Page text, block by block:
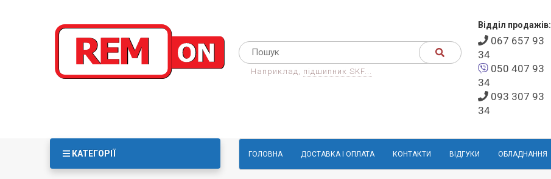
Наприклад, підшипник SKF...
Відділ продажів:
067 657 93
34
050 407 93
34
093 307 93
34
ГОЛОВНА ДОСТАВКА І ОПЛАТА КОНТАКТИ ВІДГУКИ ОБЛАДНАННЯ
КАТЕГОРІЇ